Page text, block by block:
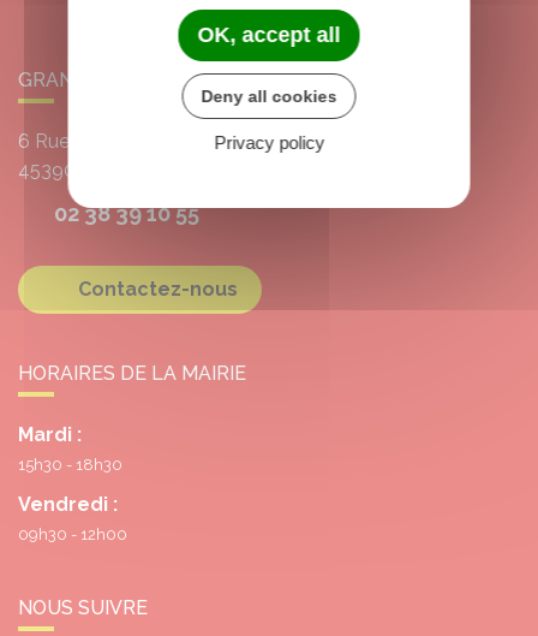
GRANGERMONT
6 Rue de l'École
45390
02 38 39 10 55
Contactez-nous
HORAIRES DE LA MAIRIE
Mardi :
15h30 - 18h30
Vendredi :
09h30 - 12h00
NOUS SUIVRE
OK, accept all
Deny all cookies
Privacy policy